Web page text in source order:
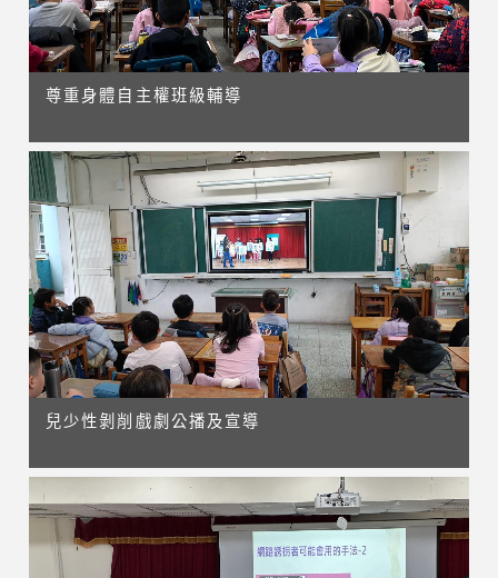
尊重身體自主權班級輔導
兒少性剝削戲劇公播及宣導